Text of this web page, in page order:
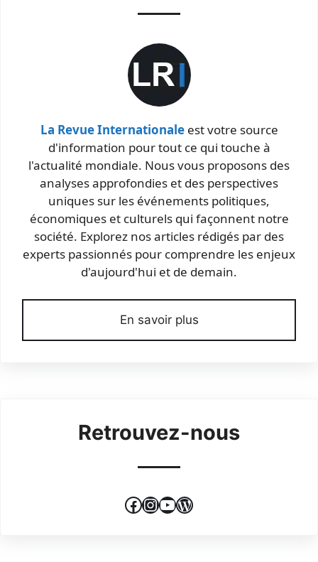
La Revue Internationaleest votre source
d'information pour tout ce qui touche à
l'actualité mondiale. Nous vous proposons des
analyses approfondies et des perspectives
uniques sur les événements politiques,
économiques et culturels qui façonnent notre
société. Explorez nos articles rédigés par des
experts passionnés pour comprendre les enjeux
d'aujourd'hui et de demain.
En savoir plus
Retrouvez-nous
Facebook
Instagram
YouTube
WordPress